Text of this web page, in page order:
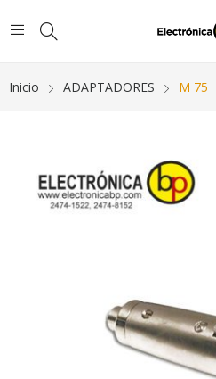
Inicio ADAPTADORES M 75